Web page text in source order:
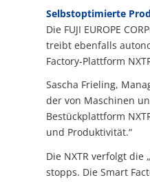
Selbstoptimierte
Die FUJI EUROPE
treibt ebenfalls
Factory-Plattform
Sascha Frieling,
der von Ma­schinen
Bestück­platt­form
und Produk­tivität.“
Die NXTR verfolgt
stopps. Die Smart